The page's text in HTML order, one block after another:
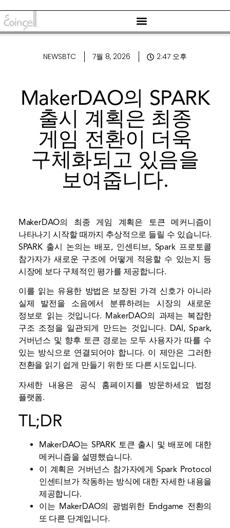
NEWSBTC 7월 8, 2026 2:47 오후
MakerDAO의 SPARK
출시 계획은 최종
게임 전환이 더욱
구체화되고 있음을
보여줍니다.
MakerDAO의 최종 게임 계획은 토큰 메커니즘이
나타나기 시작할 때까지 추상적으로 들릴 수 있습니다.
SPARK 출시 논의는 배포, 인센티브, Spark 프로토콜
참가자가 새로운 구조에 어떻게 적응할 수 있는지 등
시장에 보다 구체적인 평가를 제공합니다.
이를 읽는 유용한 방법은 보장된 가격 신호가 아니라
실제 발전을 소음에서 분류하려는 시장의 새로운
정보로 읽는 것입니다. MakerDAO의 과제는 복잡한
구조 조정을 일관되게 만드는 것입니다. DAI, Spark,
거버넌스 및 향후 토큰 경로는 모두 사용자가 따를 수
있는 방식으로 연결되어야 합니다. 이 제안은 그러한
전환을 읽기 쉽게 만들기 위한 또 다른 시도입니다.
자세한 내용은 공식 홈페이지를 방문하세요 법정
플랫폼.
TL;DR
MakerDAO는 SPARK 토큰 출시 및 배포에 대한
메커니즘을 설명했습니다.
이 계획은 거버넌스 참가자에게 Spark Protocol
인센티브가 작동하는 방식에 대한 자세한 내용을
제공합니다.
이는 MakerDAO의 광범위한 Endgame 전환의
또 다른 단계입니다.